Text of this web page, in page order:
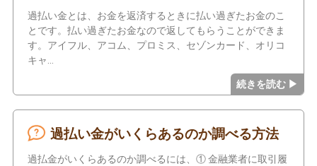
過払い金とは、お金を返済するときに払い過ぎたお金のこ
とです。払い過ぎたお金なので返してもらうことができま
す。アイフル、アコム、プロミス、セゾンカード、オリコ
キャ
過払い金がいくらあるのか調べる方法
過払金がいくらあるのか調べるには、① 金融業者に取引履